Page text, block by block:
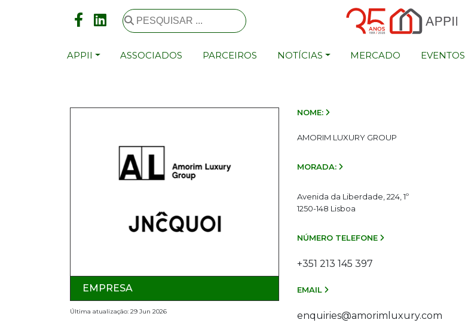
APPII ASSOCIADOS PARCEIROS NOTÍCIAS MERCADO EVENTOS
EMPRESA
Última atualização: 29 Jun 2026
NOME:
AMORIM LUXURY GROUP
MORADA:
Avenida da Liberdade, 224, 1º
1250-148 Lisboa
NÚMERO TELEFONE
+351 213 145 397
EMAIL
enquiries@amorimluxury.com